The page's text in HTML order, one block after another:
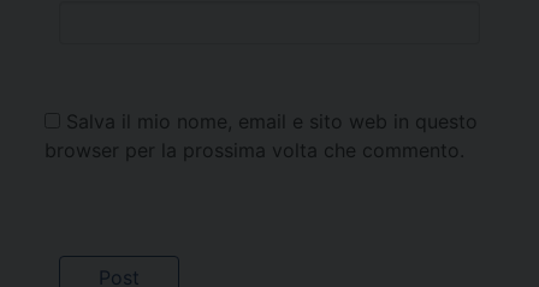
Salva il mio nome, email e sito web in questo
browser per la prossima volta che commento.